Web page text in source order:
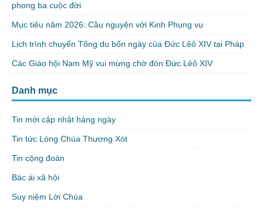
phong ba cuộc đời
Mục tiêu năm 2026: Cầu nguyện với Kinh Phụng vụ
Lịch trình chuyến Tông du bốn ngày của Đức Lêô XIV tại Pháp
Các Giáo hội Nam Mỹ vui mừng chờ đón Đức Lêô XIV
Danh mục
Tin mới cập nhật hàng ngày
Tin tức Lòng Chúa Thương Xót
Tin cộng đoàn
Bác ái xã hội
Suy niệm Lời Chúa